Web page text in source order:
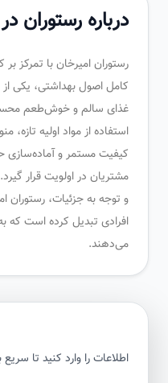
درباره رستوران در
رستوران امیرخان با تمرکز بر کیفیت
کامل اصول بهداشتی، یکی از
غذای سالم و خوش‌طعم محسوب
استفاده از مواد اولیه تازه، منوی
کیفیت مستمر و آماده‌سازی حرفه‌ای
مشتریان در اولویت قرار گیرد.
و توجه به جزئیات، رستوران امیرخان
افرادی تبدیل کرده است که به
می‌دهند.
اطلاعات را وارد کنید تا سریع با